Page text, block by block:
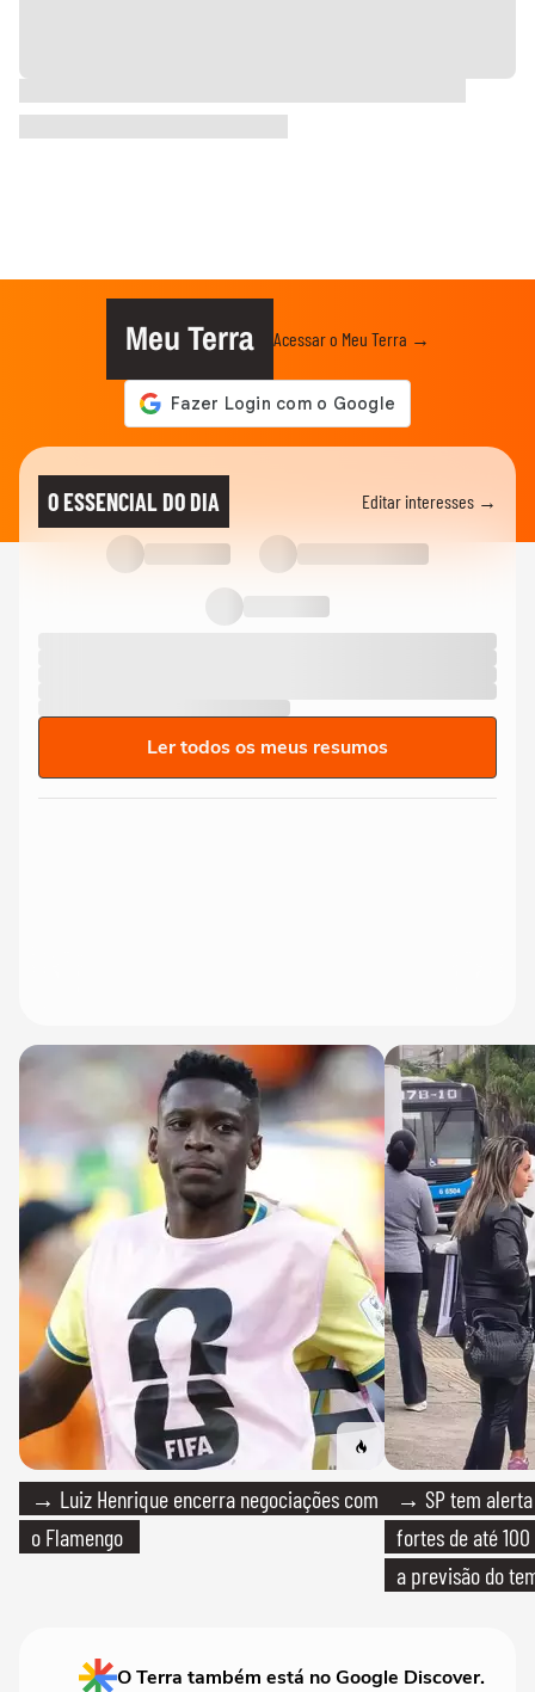
Meu Terra Acessar o Meu Terra →
O ESSENCIAL DO DIA Editar interesses →
Ler todos os meus resumos
→ Luiz Henrique encerra negociações com
o Flamengo
→ SP tem
fortes de até
a previsão do
O Terra também está no Google Discover.